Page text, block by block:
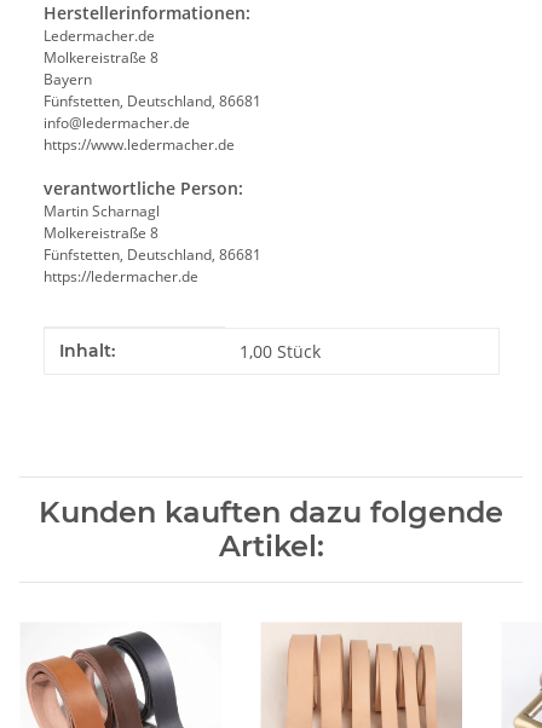
Herstellerinformationen:
Ledermacher.de
Molkereistraße 8
Bayern
Fünfstetten, Deutschland, 86681
info@ledermacher.de
https://www.ledermacher.de
verantwortliche Person:
Martin Scharnagl
Molkereistraße 8
Fünfstetten, Deutschland, 86681
https://ledermacher.de
Produkteigenschaft
Wert
Inhalt: 1,00 Stück
Kunden kauften dazu folgende
Artikel: